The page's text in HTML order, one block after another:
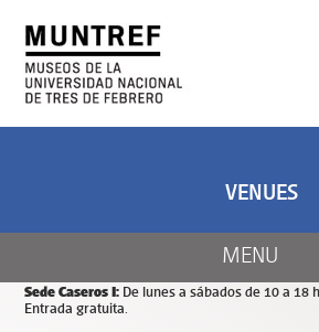
Días y horarios de apertura de MUNTREF
De miércoles a
Sede Caseros I: De lunes a sábados de 10 a 18 h
Entrada gratuita.
MENU
VENUES
CENTER OF ART
AND NATURE
ART AND SCIENCE